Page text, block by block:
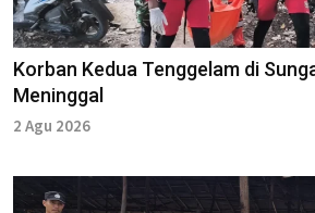
Korban Kedua Tenggelam di
Meninggal
2 Agu 2026